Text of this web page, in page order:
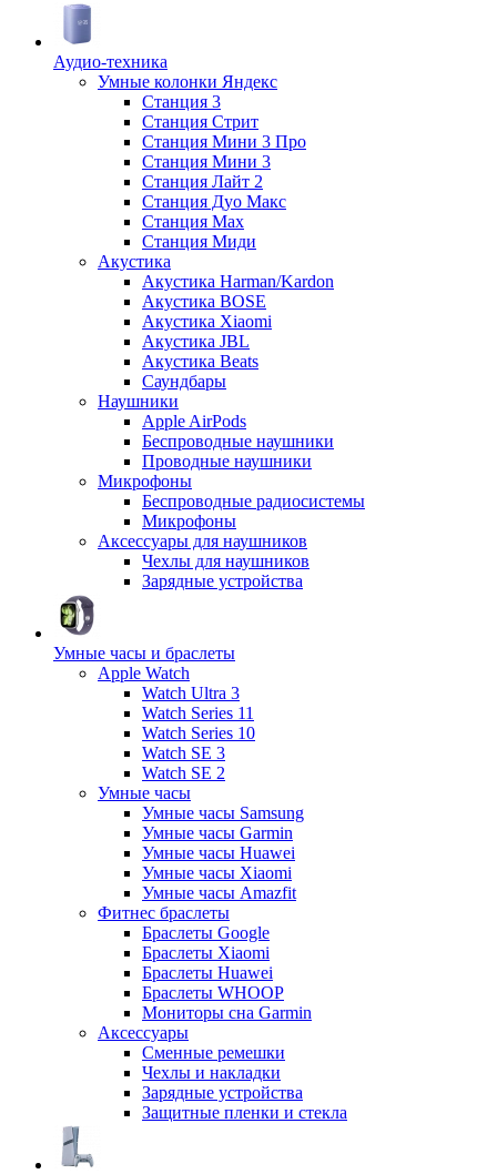
Аудио-техника
Умные колонки Яндекс
Станция 3
Станция Стрит
Станция Мини 3 Про
Станция Мини 3
Станция Лайт 2
Станция Дуо Макс
Станция Max
Станция Миди
Акустика
Акустика Harman/Kardon
Акустика BOSE
Акустика Xiaomi
Акустика JBL
Акустика Beats
Саундбары
Наушники
Apple AirPods
Беспроводные наушники
Проводные наушники
Микрофоны
Беспроводные радиосистемы
Микрофоны
Аксессуары для наушников
Чехлы для наушников
Зарядные устройства
Умные часы и браслеты
Apple Watch
Watch Ultra 3
Watch Series 11
Watch Series 10
Watch SE 3
Watch SE 2
Умные часы
Умные часы Samsung
Умные часы Garmin
Умные часы Huawei
Умные часы Xiaomi
Умные часы Amazfit
Фитнес браслеты
Браслеты Google
Браслеты Xiaomi
Браслеты Huawei
Браслеты WHOOP
Мониторы сна Garmin
Аксессуары
Сменные ремешки
Чехлы и накладки
Зарядные устройства
Защитные пленки и стекла